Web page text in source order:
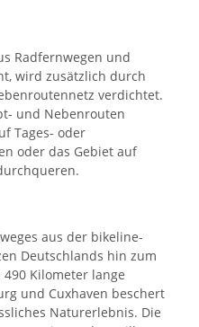
Radfernwegen und
wird zusätzlich durch
verdichtet.
und Nebenrouten
Tages- oder
oder das Gebiet auf
aus der bikeline-
Deutschlands hin zum
Kilometer lange
und Cuxhaven beschert
Naturerlebnis. Die